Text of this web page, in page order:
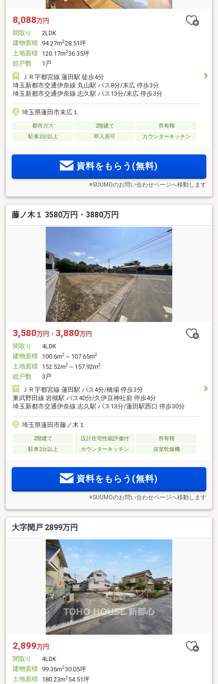
8,088万円
間取り
2LDK
建物面積 94.27m228.51坪
土地面積 120.17m2 36.35坪
総戸数
1戸
ＪＲ宇都宮線 蓮田駅 徒歩4分
埼玉新都市交通伊奈線 丸山駅 バス8分/末広 停歩3分
埼玉新都市交通伊奈線 志久駅 バス13分/末広 停歩3分
埼玉県蓮田市末広１
都市ガス 2階建て
所有権
駐車2台以上
即入居可 カウンターキッチン
資料をもらう(無料)
※SUUMOのお問い合わせページへ移動します
藤ノ木１ 3580万円・3880万円
3,580万円・ 3,880万円
間取り
4LDK
建物面積 100.6m2 ～107.65m2
土地面積 152.52m2 ～157.92m2
総戸数
3戸
ＪＲ宇都宮線 蓮田駅 バス4分/橋場 停歩3分
東武野田線 岩槻駅 バス40分/久伊豆神社前 停歩4分
埼玉新都市交通伊奈線 志久駅 バス13分/蓮田駅西口 停歩30分
埼玉県蓮田市藤ノ木１
2階建て 設計住宅性能評価付
所有権
駐車2台以上
カウンターキッチン 浴室乾燥機
資料をもらう(無料)
※SUUMOのお問い合わせページへ移動します
大字閏戸 2899万円
2,899万円
間取り
4LDK
建物面積 99.36m230.05坪
土地面積 180.23m254.51坪